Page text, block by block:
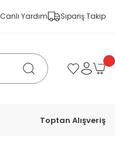
Canlı Yardım Sipariş Takip
Toptan Alışveriş